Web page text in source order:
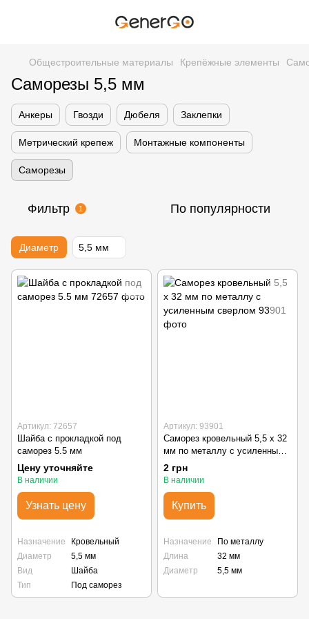
Общестроительные материалы Крепёжные элементы
Саморезы 5,5 мм
Анкеры Гвозди Дюбеля Заклепки
Метрический крепеж Монтажные компоненты
Саморезы
Фильтр 1 По популярности
Диаметр 5,5 мм
Артикул: 72657
Шайба с прокладкой под
саморез 5.5 мм
Цену уточняйте
В наличии
Узнать цену
Назначение
Кровельный
Диаметр
5,5 мм
Вид
Шайба
Тип
Под саморез
Артикул: 93901
Саморез кровельный 5,5 х 32
мм по металлу с усиленным
сверлом
2 грн
В наличии
Купить
Назначение
По металлу
Длина
32 мм
Диаметр
5,5 мм